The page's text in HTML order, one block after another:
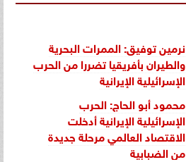
نرمين توفيق: الممرات البحرية
والطيران بأفريقيا تضررا من الحرب
الإسرائيلية الإيرانية
محمود أبو الحاج: الحرب
الإسرائيلية الإيرانية أدخلت
الاقتصاد العالمي مرحلة جديدة
من الضبابية